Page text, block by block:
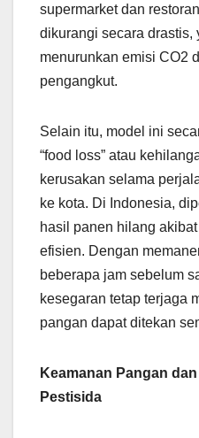
supermarket dan
dikurangi secara drastis,
menurunkan emisi CO2
pengangkut.
Selain itu, model ini
“food loss” atau
kerusakan selama
ke kota. Di Indonesia,
hasil panen hilang
efisien. Dengan
beberapa jam sebelum
kesegaran tetap terjaga
pangan dapat ditekan
Keamanan Pangan
Pestisida